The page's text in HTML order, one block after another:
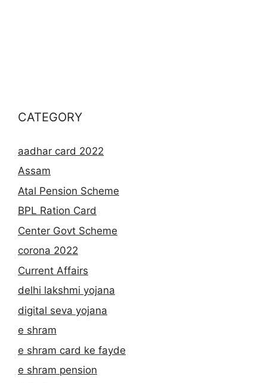
CATEGORY
aadhar card 2022
Assam
Atal Pension Scheme
BPL Ration Card
Center Govt Scheme
corona 2022
Current Affairs
delhi lakshmi yojana
digital seva yojana
e shram
e shram card ke fayde
e shram pension